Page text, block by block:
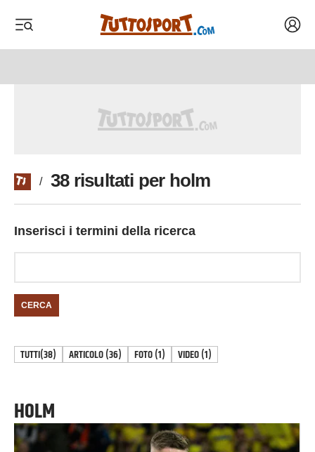
/ 38 risultati per holm
Inserisci i termini della ricerca
CERCA
TUTTI(38) ARTICOLO(36) FOTO(1) VIDEO(1)
HOLM